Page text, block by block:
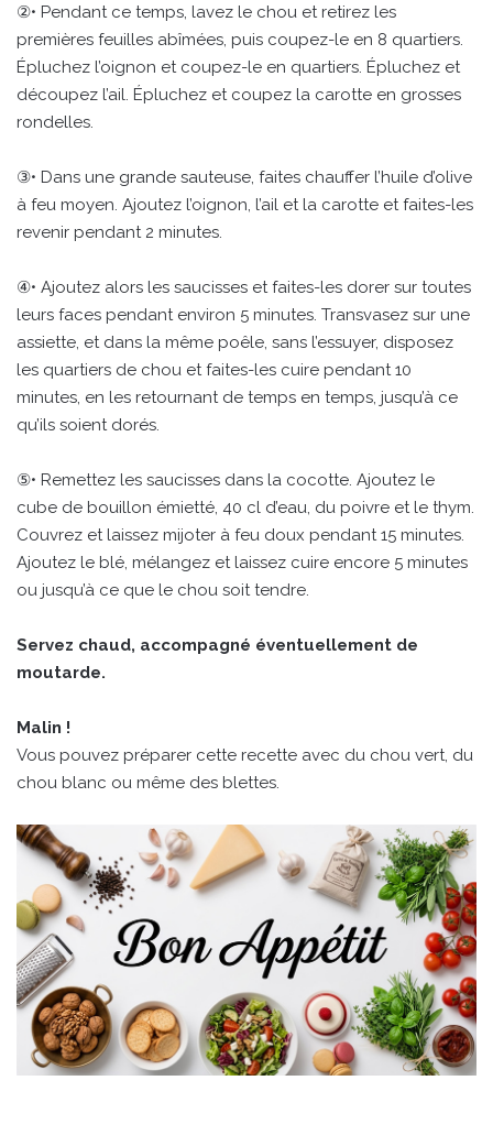
②• Pendant ce temps, lavez le chou et retirez les
premières feuilles abîmées, puis coupez-le en 8 quartiers.
Épluchez l’oignon et coupez-le en quartiers. Épluchez et
découpez l’ail. Épluchez et coupez la carotte en grosses
rondelles.
③• Dans une grande sauteuse, faites chauffer l’huile d’olive
à feu moyen. Ajoutez l’oignon, l’ail et la carotte et faites-les
revenir pendant 2 minutes.
④• Ajoutez alors les saucisses et faites-les dorer sur toutes
leurs faces pendant environ 5 minutes. Transvasez sur une
assiette, et dans la même poêle, sans l’essuyer, disposez
les quartiers de chou et faites-les cuire pendant 10
minutes, en les retournant de temps en temps, jusqu’à ce
qu’ils soient dorés.
⑤• Remettez les saucisses dans la cocotte. Ajoutez le
cube de bouillon émietté, 40 cl d’eau, du poivre et le thym.
Couvrez et laissez mijoter à feu doux pendant 15 minutes.
Ajoutez le blé, mélangez et laissez cuire encore 5 minutes
ou jusqu’à ce que le chou soit tendre.
Servez chaud, accompagné éventuellement de
moutarde.
Malin !
Vous pouvez préparer cette recette avec du chou vert, du
chou blanc ou même des blettes.